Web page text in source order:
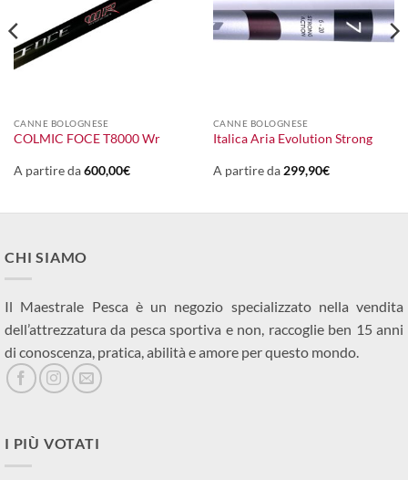
CANNE BOLOGNESE
COLMIC FOCE T8000 Wr
A partire da600,00€
CANNE BOLOGNESE
Italica Aria Evolution Strong
A partire da 299,90€
CHI SIAMO
Il Maestrale Pesca è un negozio specializzato nella vendita
dell’attrezzatura da pesca sportiva e non, raccoglie ben 15 anni
di conoscenza, pratica, abilità e amore per questo mondo.
I PIÙ VOTATI